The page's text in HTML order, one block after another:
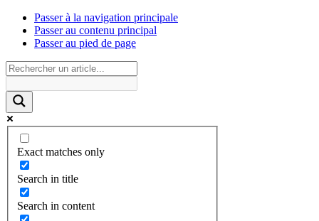
Passer à la navigation principale
Passer au contenu principal
Passer au pied de page
Exact matches only
Search in title
Search in content